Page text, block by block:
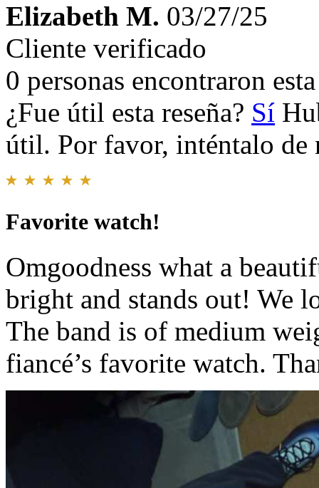
Elizabeth M. 03/27/25
Cliente verificado
0 personas encontraron
¿Fue útil esta reseña? Sí
útil. Por favor, inténtalo de
Favorite watch!
Omgoodness what a
bright and stands out! We
The band is of medium
fiancé’s favorite watch.